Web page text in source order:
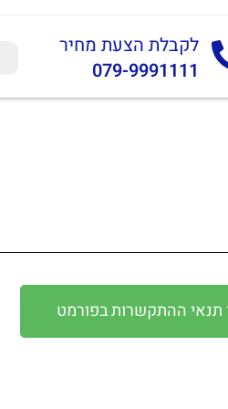
לקבלת הצעת מחיר
079-9991111